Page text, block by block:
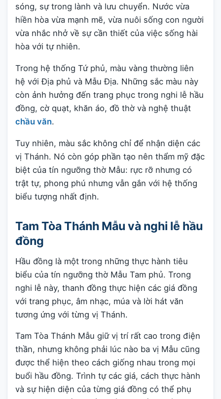
sóng, sự trong lành và lưu chuyển. Nước vừa
hiền hòa vừa mạnh mẽ, vừa nuôi sống con người
vừa nhắc nhở về sự cần thiết của việc sống hài
hòa với tự nhiên.
Trong hệ thống Tứ phủ, màu vàng thường liên
hệ với Địa phủ và Mẫu Địa. Những sắc màu này
còn ảnh hưởng đến trang phục trong nghi lễ hầu
đồng, cờ quạt, khăn áo, đồ thờ và nghệ thuật
chầu văn.
Tuy nhiên, màu sắc không chỉ để nhận diện các
vị Thánh. Nó còn góp phần tạo nên thẩm mỹ đặc
biệt của tín ngưỡng thờ Mẫu: rực rỡ nhưng có
trật tự, phong phú nhưng vẫn gắn với hệ thống
biểu tượng nhất định.
Tam Tòa Thánh Mẫu và nghi lễ hầu
đồng
Hầu đồng là một trong những thực hành tiêu
biểu của tín ngưỡng thờ Mẫu Tam phủ. Trong
nghi lễ này, thanh đồng thực hiện các giá đồng
với trang phục, âm nhạc, múa và lời hát văn
tương ứng với từng vị Thánh.
Tam Tòa Thánh Mẫu giữ vị trí rất cao trong điện
thần, nhưng không phải lúc nào ba vị Mẫu cũng
được thể hiện theo cách giống nhau trong mọi
buổi hầu đồng. Trình tự các giá, cách thực hành
và sự hiện diện của từng giá đồng có thể phụ